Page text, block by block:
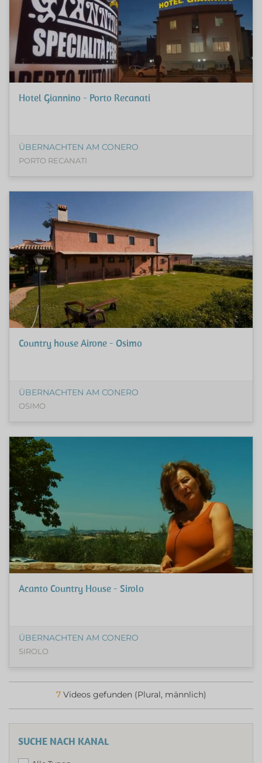
SUCHE NACH KANAL
Hotel Giannino - Porto Recanati
ÜBERNACHTEN AM CONERO
PORTO RECANATI
Country house Airone - Osimo
ÜBERNACHTEN AM CONERO
OSIMO
Acanto Country House - Sirolo
ÜBERNACHTEN AM CONERO
SIROLO
7Videos gefunden (Plural, männlich)